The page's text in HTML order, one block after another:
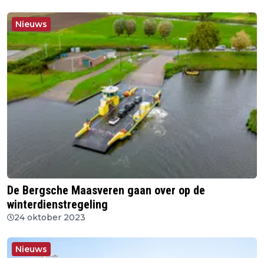
Nieuws
De Bergsche Maasveren gaan over op de
winterdienstregeling
24 oktober 2023
Nieuws